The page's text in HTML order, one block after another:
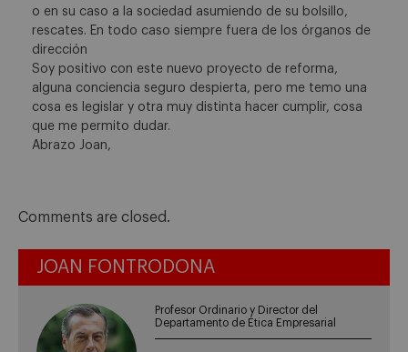
o en su caso a la sociedad asumiendo de su bolsillo,
rescates. En todo caso siempre fuera de los órganos de
dirección
Soy positivo con este nuevo proyecto de reforma,
alguna conciencia seguro despierta, pero me temo una
cosa es legislar y otra muy distinta hacer cumplir, cosa
que me permito dudar.
Abrazo Joan,
Comments are closed.
JOAN FONTRODONA
Profesor Ordinario y Director del
Departamento de Ética Empresarial